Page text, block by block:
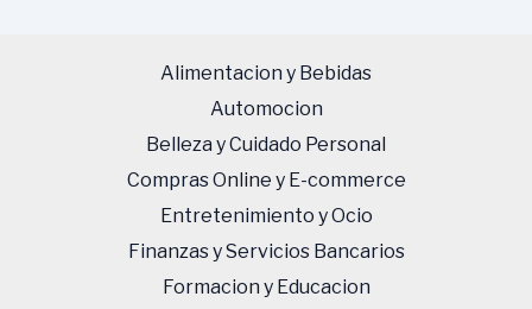
Alimentacion y Bebidas
Automocion
Belleza y Cuidado Personal
Compras Online y E-commerce
Entretenimiento y Ocio
Finanzas y Servicios Bancarios
Formacion y Educacion